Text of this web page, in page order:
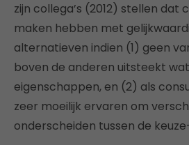
zijn collega’s (2012) stellen dat
maken hebben met
alternatieven indien (1) geen
boven de anderen uitsteekt
eigenschappen, en (2) als
zeer moeilijk ervaren om
onderscheiden tussen de